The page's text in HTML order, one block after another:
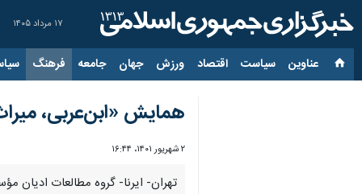
۱۷ مرداد ۱۴۰۵
عناوین‌ سیاست اقتصاد ورزش جهان جامعه فرهنگ
همایش «ابن‌عربی،
۲ شهریور ۱۴۰۱، ۱۶:۴۴
تهران- ایرنا- گروه مطالعات ادیان